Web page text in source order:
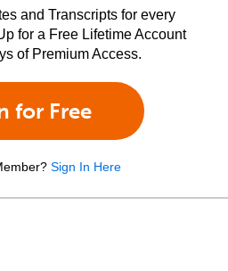
and Transcripts for every
for a Free Lifetime Account
of Premium Access.
for Free
Sign In Here